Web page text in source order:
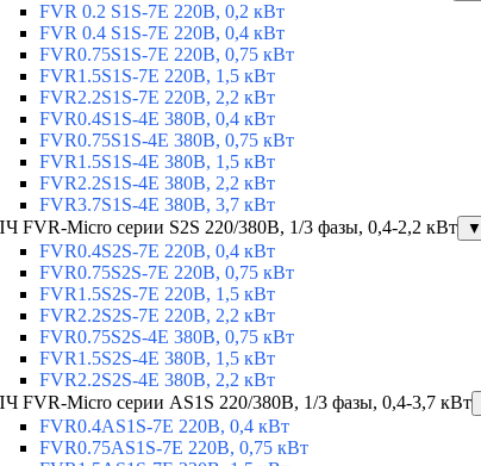
FVR 0.2 S1S-7E 220В, 0,2 кВт
FVR 0.4 S1S-7E 220В, 0,4 кВт
FVR0.75S1S-7E 220В, 0,75 кВт
FVR1.5S1S-7E 220В, 1,5 кВт
FVR2.2S1S-7E 220В, 2,2 кВт
FVR0.4S1S-4E 380В, 0,4 кВт
FVR0.75S1S-4E 380В, 0,75 кВт
FVR1.5S1S-4E 380В, 1,5 кВт
FVR2.2S1S-4E 380В, 2,2 кВт
FVR3.7S1S-4E 380В, 3,7 кВт
FVR-Micro серии S2S 220/380В, 1/3 фазы, 0,4-2,2 кВт
▼
FVR0.4S2S-7E 220В, 0,4 кВт
FVR0.75S2S-7E 220В, 0,75 кВт
FVR1.5S2S-7E 220В, 1,5 кВт
FVR2.2S2S-7E 220В, 2,2 кВт
FVR0.75S2S-4E 380В, 0,75 кВт
FVR1.5S2S-4E 380В, 1,5 кВт
FVR2.2S2S-4E 380В, 2,2 кВт
FVR-Micro серии AS1S 220/380В, 1/3 фазы, 0,4-3,7 кВт
FVR0.4AS1S-7E 220В, 0,4 кВт
FVR0.75AS1S-7E 220В, 0,75 кВт